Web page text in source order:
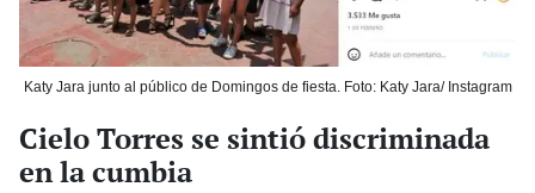
Katy Jara junto al público de Domingos de fiesta. Foto: Katy Jara/ Instagram
Cielo Torres se sintió discriminada
en la cumbia